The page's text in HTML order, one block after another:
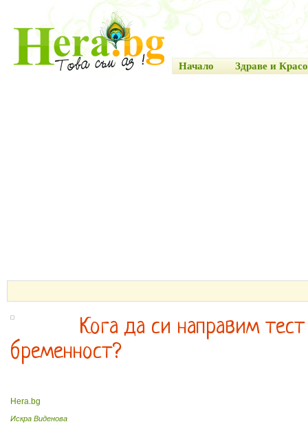
Начало Здраве и
Кога да си направим тест
бременност?
Hera.bg
Искра Виденова